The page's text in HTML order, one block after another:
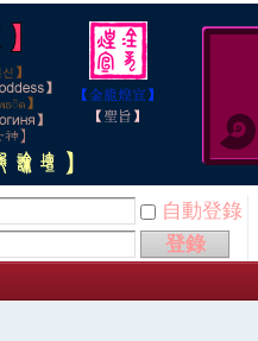
自動登錄
登錄